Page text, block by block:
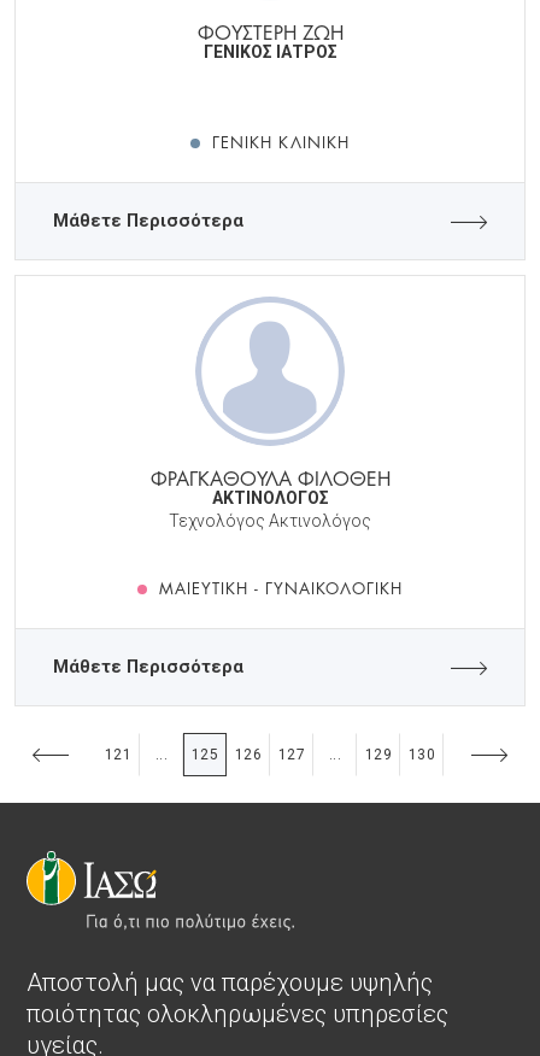
ΦΟΥΣΤΕΡΗ ΖΩΗ
ΓΕΝΙΚΟΣ ΙΑΤΡΟΣ
ΓΕΝΙΚΉ ΚΛΙΝΙΚΉ
Μάθετε Περισσότερα
ΦΡΑΓΚΑΘΟΥΛΑ ΦΙΛΟΘΕΗ
ΑΚΤΙΝΟΛΟΓΟΣ
Τεχνολόγος Ακτινολόγος
ΜΑΙΕΥΤΙΚΉ - ΓΥΝΑΙΚΟΛΟΓΙΚΉ
Μάθετε Περισσότερα
121 ... 125 126 127 ... 129 130
Αποστολή μας να παρέχουμε υψηλής
ποιότητας ολοκληρωμένες υπηρεσίες
υγείας.